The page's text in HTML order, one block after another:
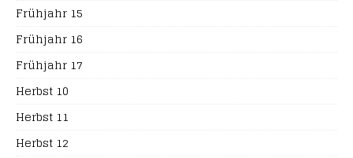
Frühjahr 15
Frühjahr 16
Frühjahr 17
Herbst 10
Herbst 11
Herbst 12